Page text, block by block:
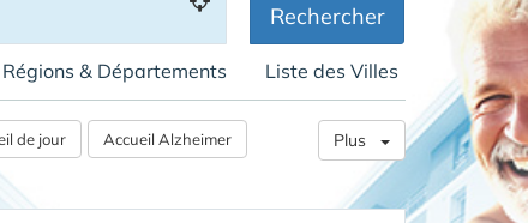
Rechercher
Régions & Départements Liste des Villes
de jour Accueil Alzheimer Plus